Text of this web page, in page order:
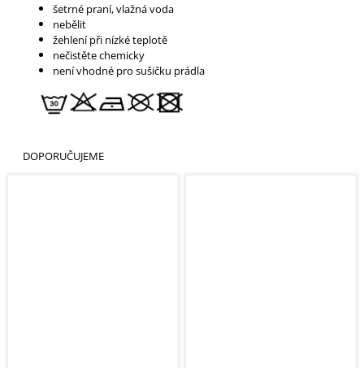
šetrné praní, vlažná voda
nebělit
žehlení při nízké teplotě
nečistěte chemicky
není vhodné pro sušičku prádla
DOPORUČUJEME